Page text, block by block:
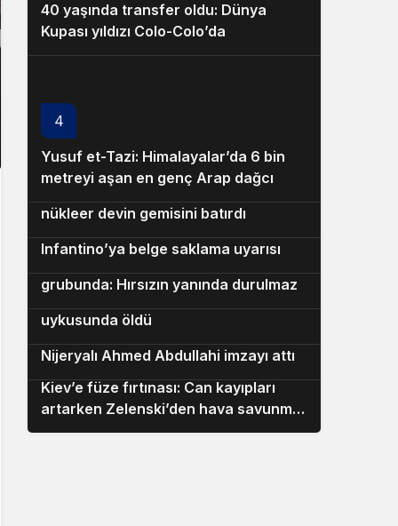
40 yaşında transfer oldu: Dünya
Kupası yıldızı Colo-Colo’da
4
Yusuf et-Tazi: Himalayalar’da 6 bin
metreyi aşan en genç Arap dağcı
5
Karadeniz’de sıcak temas: Ukrayna
nükleer devin gemisini batırdı
Infantino’ya belge saklama uyarısı
grubunda: Hırsızın yanında durulmaz
uykusunda öldü
Nijeryalı Ahmed Abdullahi imzayı attı
10
Kiev’e füze fırtınası: Can kayıpları
artarken Zelenski’den hava savunma
diplomasisi